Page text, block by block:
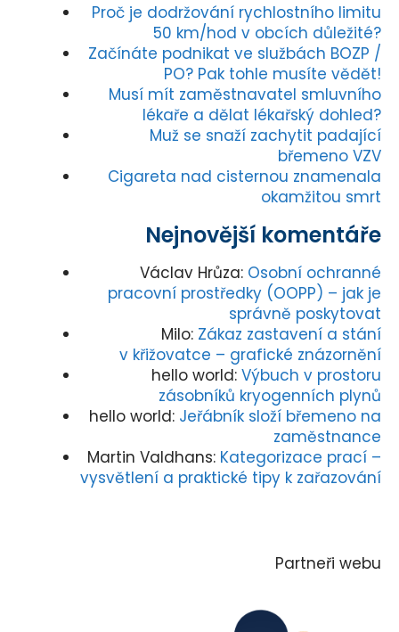
Proč je dodržování rychlostního limitu
50 km/hod v obcích důležité?
Začínáte podnikat ve službách BOZP /
PO? Pak tohle musíte vědět!
Musí mít zaměstnavatel smluvního
lékaře a dělat lékařský dohled?
Muž se snaží zachytit padající
břemeno VZV
Cigareta nad cisternou znamenala
okamžitou smrt
Nejnovější komentáře
Václav Hrůza: Osobní ochranné
pracovní prostředky (OOPP) – jak je
správně poskytovat
Milo: Zákaz zastavení a stání
v křižovatce – grafické znázornění
hello world: Výbuch v prostoru
zásobníků kryogenních plynů
hello world: Jeřábník složí břemeno na
zaměstnance
Martin Valdhans: Kategorizace prací –
vysvětlení a praktické tipy k zařazování
Partneři webu